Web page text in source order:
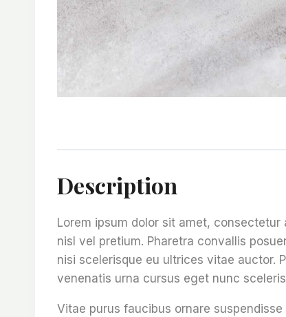
Description
Lorem ipsum dolor sit amet,
nisl vel pretium. Pharetra convallis
nisi scelerisque eu ultrices vitae auctor.
venenatis urna cursus eget nunc
Vitae purus faucibus ornare